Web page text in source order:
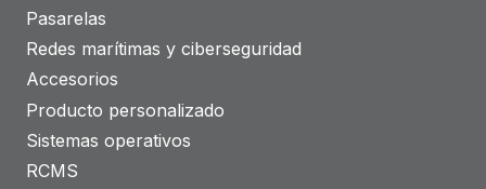
Pasarelas
Redes marítimas y ciberseguridad
Accesorios
Producto personalizado
Sistemas operativos
RCMS